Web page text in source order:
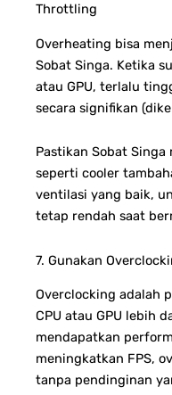
Throttling
Overheating bisa
Sobat Singa. Ketika
atau GPU, terlalu
secara signifikan
Pastikan Sobat
seperti cooler
ventilasi yang baik,
tetap rendah saat
7. Gunakan
Overclocking adalah
CPU atau GPU lebih
mendapatkan
meningkatkan FPS,
tanpa pendinginan